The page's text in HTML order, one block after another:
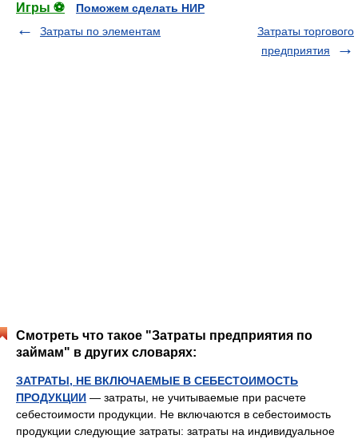
Игры ⚽
Поможем сделать НИР
Затраты по элементам
Затраты торгового
предприятия
Смотреть что такое "Затраты предприятия по
займам" в других словарях:
ЗАТРАТЫ, НЕ ВКЛЮЧАЕМЫЕ В СЕБЕСТОИМОСТЬ
ПРОДУКЦИИ — затраты, не учитываемые при расчете
себестоимости продукции. Не включаются в себестоимость
продукции следующие затраты: затраты на индивидуальное